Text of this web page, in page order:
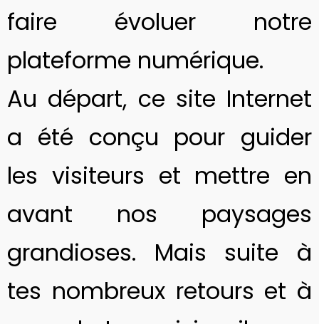
faire évoluer notre
plateforme numérique.
Au départ, ce site Internet
a été conçu pour guider
les visiteurs et mettre en
avant nos paysages
grandioses. Mais suite à
tes nombreux retours et à